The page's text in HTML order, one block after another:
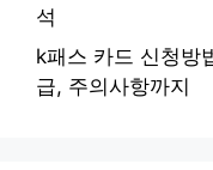
석
k패스 카드 신청방
급, 주의사항까지